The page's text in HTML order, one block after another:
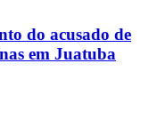
do acusado de
em Juatuba